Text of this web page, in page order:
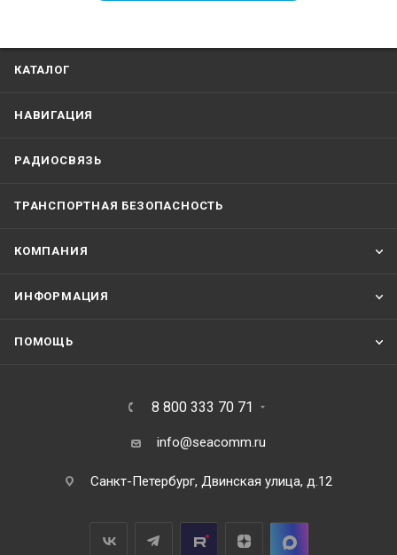
КАТАЛОГ
НАВИГАЦИЯ
РАДИОСВЯЗЬ
ТРАНСПОРТНАЯ БЕЗОПАСНОСТЬ
КОМПАНИЯ
ИНФОРМАЦИЯ
ПОМОЩЬ
8 800 333 70 71
info@seacomm.ru
Санкт-Петербург, Двинская улица, д.12